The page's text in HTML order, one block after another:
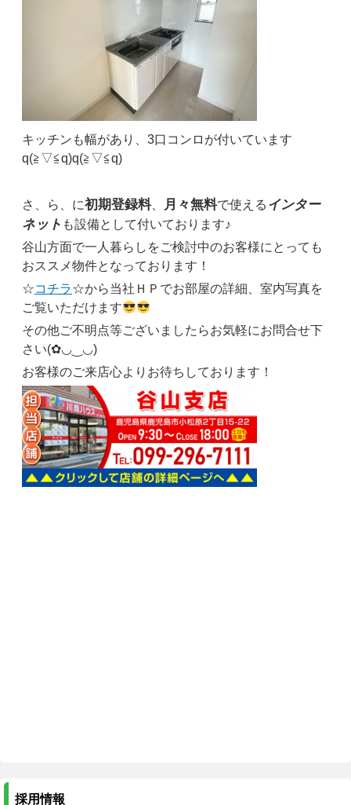
キッチンも幅があり、3口コンロが付いています
q(≧▽≦q)q(≧▽≦q)
さ、ら、に初期登録料、 月々無料で使える インター
ネット も設備として付いております♪
谷山方面で一人暮らしをご検討中のお客様にとっても
おススメ物件となっております！
☆コチラ☆から当社ＨＰでお部屋の詳細、室内写真を
ご覧いただけます
その他ご不明点等ございましたらお気軽にお問合せ下
さい(✿◡‿◡)
お客様のご来店心よりお待ちしております！
採用情報